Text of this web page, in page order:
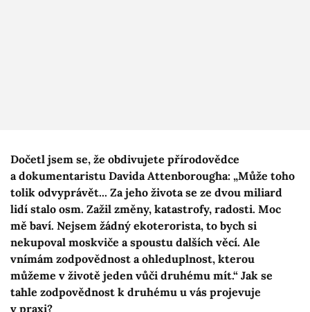
Dočetl jsem se, že obdivujete přírodovědce
a dokumentaristu Davida Attenborougha: „Může toho
tolik odvyprávět... Za jeho života se ze dvou miliard
lidí stalo osm. Zažil změny, katastrofy, radosti. Moc
mě baví. Nejsem žádný ekoterorista, to bych si
nekupoval moskviče a spoustu dalších věcí. Ale
vnímám zodpovědnost a ohleduplnost, kterou
můžeme v životě jeden vůči druhému mít.“ Jak se
tahle zodpovědnost k druhému u vás projevuje
v praxi?